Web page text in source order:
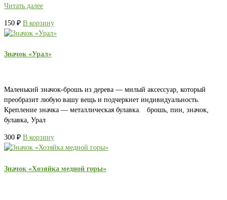
Читать далее
150 ₽ В корзину
Значок «Урал»
Маленький значок-брошь из дерева — милый аксессуар, который
преобразит любую вашу вещь и подчеркнет индивидуальность.
Крепление значка — металлическая булавка. брошь, пин, значок,
булавка, Урал
300 ₽ В корзину
Значок «Хозяйка медной горы»